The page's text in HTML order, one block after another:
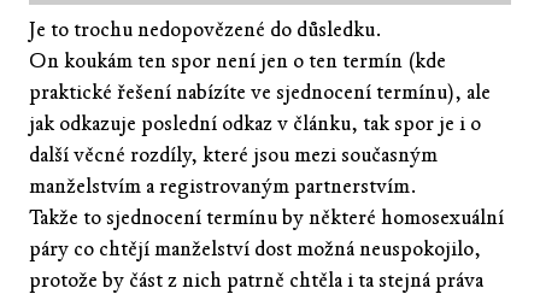
Je to trochu nedopovězené do důsledku.
On koukám ten spor není jen o ten termín (kde
praktické řešení nabízíte ve sjednocení termínu), ale
jak odkazuje poslední odkaz v článku, tak spor je i o
další věcné rozdíly, které jsou mezi současným
manželstvím a registrovaným partnerstvím.
Takže to sjednocení termínu by některé homosexuální
páry co chtějí manželství dost možná neuspokojilo,
protože by část z nich patrně chtěla i ta stejná práva